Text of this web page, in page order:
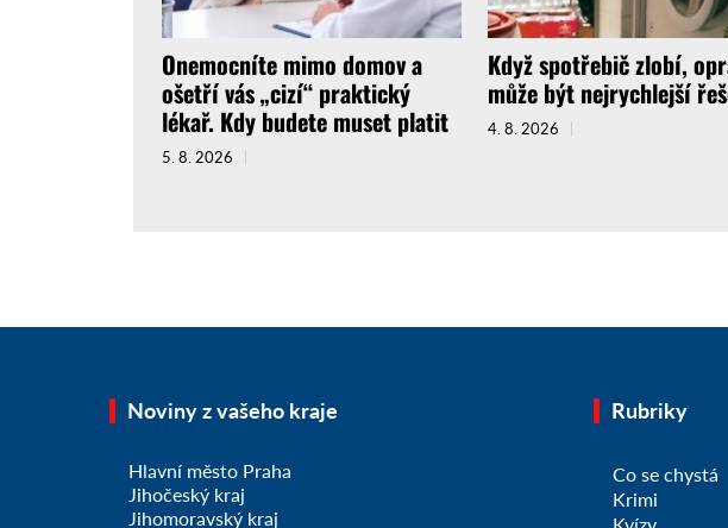
Onemocníte mimo domov a
ošetří vás „cizí“ praktický
lékař. Kdy budete muset platit
5. 8. 2026
Když spotřebič zlobí,
může být nejrychlejší
4. 8. 2026
Noviny z vašeho kraje
Hlavní město Praha
Jihočeský kraj
Jihomoravský kraj
Rubriky
Co se chystá
Krimi